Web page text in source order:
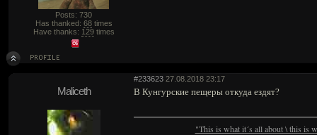
Posts: 730
Has thanked: 68times
Have thanks: 129times
#233623 27.08.2018 23:17
Maliceth В Кунгурские пещеры откуда ездят?
"This is what it´s all about \ this is